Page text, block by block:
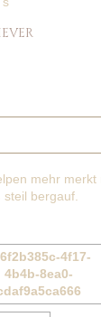
mehr
steil bergauf.